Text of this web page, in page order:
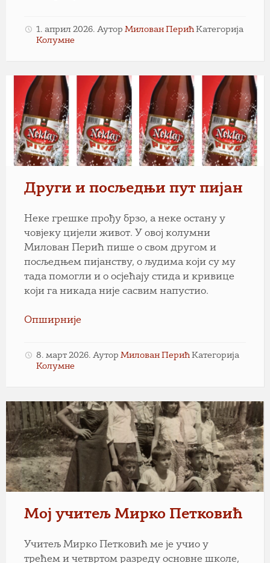
1. април 2026. Аутор Милован Перић Категорија
Колумне
Други и посљедњи пут пијан
Неке грешке прођу брзо, а неке остану у
човјеку цијели живот. У овој колумни
Милован Перић пише о свом другом и
посљедњем пијанству, о људима који су му
тада помогли и о осјећају стида и кривице
који га никада није сасвим напустио.
Опширније
8. март 2026. Аутор Милован Перић Категорија
Колумне
Мој учитељ Мирко Петковић
Учитељ Мирко Петковић ме је учио у
трећем и четвртом разреду основне школе,